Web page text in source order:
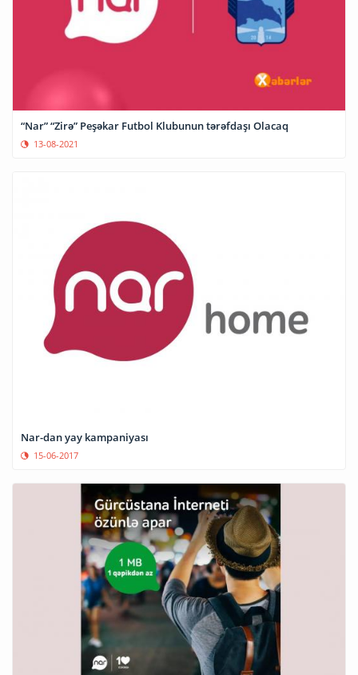
“Nar” “Zirə” Peşəkar Futbol Klubunun tərəfdaşı Olacaq
13-08-2021
Nar-dan yay kampaniyası
15-06-2017